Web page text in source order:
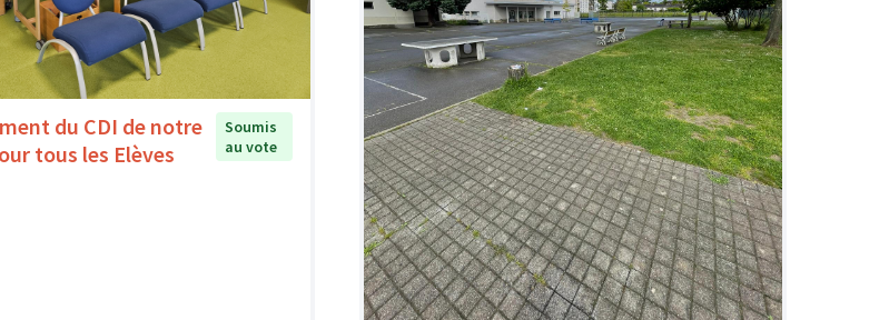
du CDI de notre
tous les Elèves
Soumis
au vote